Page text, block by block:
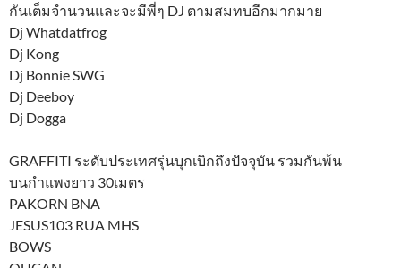
กันเต็มจำนวนและจะมีพี่ๆ DJ ตามสมทบอีกมากมาย
Dj Whatdatfrog
Dj Kong
Dj Bonnie SWG
Dj Deeboy
Dj Dogga
GRAFFITI ระดับประเทศรุ่นบุกเบิกถึงปัจจุบัน รวมกันพ้น
บนกำแพงยาว 30เมตร
PAKORN BNA
JESUS103 RUA MHS
BOWS